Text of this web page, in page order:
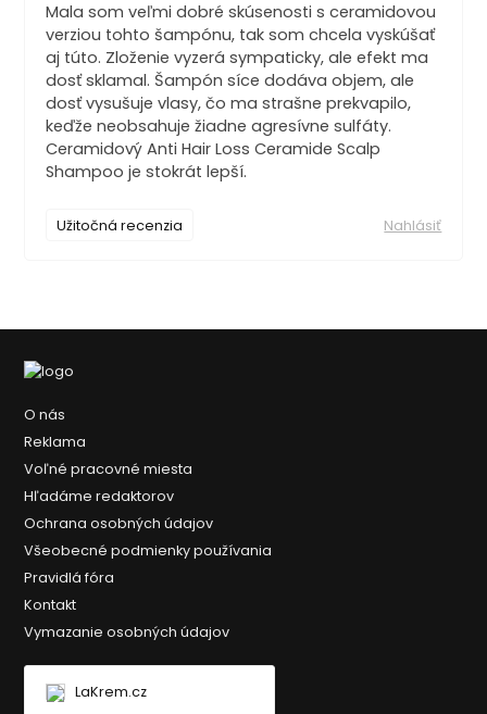
Mala som veľmi dobré skúsenosti s ceramidovou
verziou tohto šampónu, tak som chcela vyskúšať
aj túto. Zloženie vyzerá sympaticky, ale efekt ma
dosť sklamal. Šampón síce dodáva objem, ale
dosť vysušuje vlasy, čo ma strašne prekvapilo,
keďže neobsahuje žiadne agresívne sulfáty.
Ceramidový Anti Hair Loss Ceramide Scalp
Shampoo je stokrát lepší.
Užitočná recenzia Nahlásiť
O nás
Reklama
Voľné pracovné miesta
Hľadáme redaktorov
Ochrana osobných údajov
Všeobecné podmienky používania
Pravidlá fóra
Kontakt
Vymazanie osobných údajov
LaKrem.cz